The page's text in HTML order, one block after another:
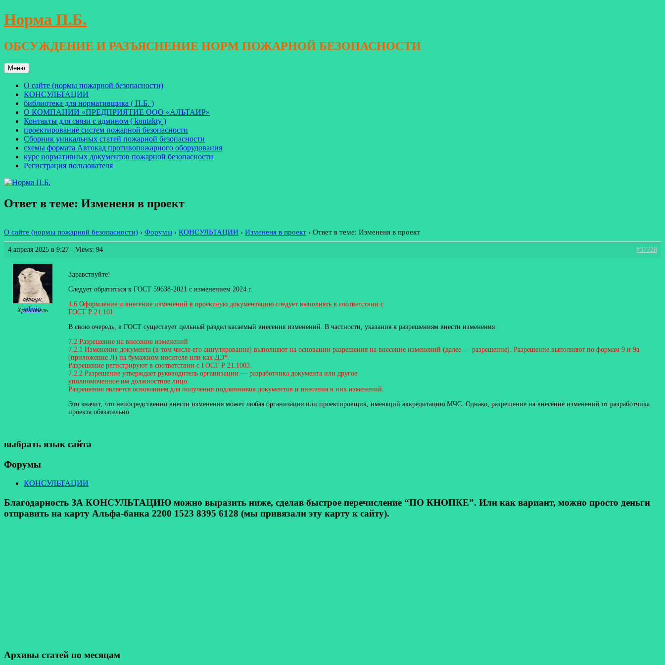
Перейти
к
Норма П.Б.
ОБСУЖДЕНИЕ И РАЗЪЯСНЕНИЕ НОРМ ПОЖАРНОЙ БЕЗОПАСНОСТИ
Меню
О сайте (нормы пожарной безопасности)
КОНСУЛЬТАЦИИ
библиотека для нормативщика ( П.Б. )
О КОМПАНИИ «ПРЕДПРИЯТИЕ ООО «АЛЬТАИР»
Контакты для связи с админом ( kontakty )
проектирование систем пожарной безопасности
Сборник уникальных статей пожарной безопасности
схемы формата Автокад противопожарного оборудования
курс нормативных документов пожарной безопасности
Регистрация пользователя
Ответ в теме: Измененя в проект
О сайте (нормы пожарной безопасности) › Форумы › КОНСУЛЬТАЦИИ › Измененя в проект › Ответ в теме: Измененя в проект
4 апреля 2025 в 9:27 - Views: 94 #37728
admin
Хранитель
Здравствуйте!
Следует обратиться к ГОСТ 59638-2021 с изменением 2024 г.
4.6 Оформление и внесение изменений в проектную документацию следует выполнять в соответствии с
ГОСТ Р 21.101.
В свою очередь, в ГОСТ существует цельный раздел касаемый внесения изменений. В частности, указания к разрешениям внести изменения
7.2 Разрешение на внесение изменений
7.2.1 Изменение документа (в том числе его аннулирование) выполняют на основании разрешения на внесение изменений (далее — разрешение). Разрешение выполняют по формам 9 и 9а
(приложение Л) на бумажном носителе или как ДЭ*.
Разрешение регистрируют в соответствии с ГОСТ Р 21.1003.
7.2.2 Разрешение утверждает руководитель организации — разработчика документа или другое
уполномоченное им должностное лицо.
Разрешение является основанием для получения подлинников документов и внесения в них изменений.
Это значит, что непосредственно внести изменения может любая организация или проектировщик, имеющий аккредитацию МЧС. Однако, разрешение на внесение изменений от разработчика
проекта обязательно.
выбрать язык сайта
Форумы
КОНСУЛЬТАЦИИ
Благодарность ЗА КОНСУЛЬТАЦИЮ можно выразить ниже, сделав быстрое перечисление “ПО КНОПКЕ”. Или как вариант, можно просто деньги
отправить на карту Альфа-банка 2200 1523 8395 6128 (мы привязали эту карту к сайту).
Архивы статей по месяцам